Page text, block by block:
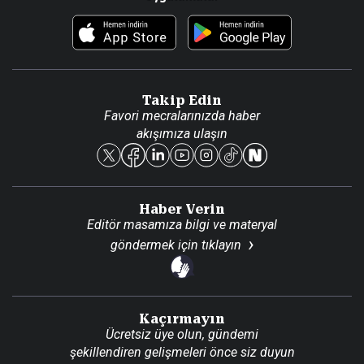
Foto Haber
Künye
Reklam Ver
Takip Edin
Favori mecralarınızda haber
akışımıza ulaşın
Haber Verin
Editör masamıza bilgi ve materyal
göndermek için tıklayın
Kaçırmayın
Ücretsiz üye olun, gündemi
şekillendiren gelişmeleri önce siz duyun